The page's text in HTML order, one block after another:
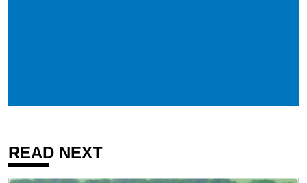
READ NEXT